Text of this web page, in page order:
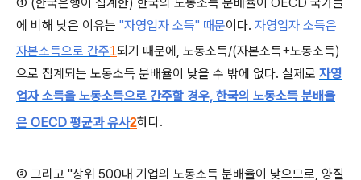
에 비해 낮은 이유는 "자영업자 소득" 때문이다. 자영업자 소득은
자본소득으로 간주1되 기 때문에, 노동소득/(자본소득+노동소득)
으로 집계되는 노동소득 분배율이 낮을 수 밖에 없다. 실제로 자영
업자 소득을 노동소득으로 간주할 경우, 한국의 노동소득 분배율
은 OECD 평균과 유사2하다.
② 그리고 "상위 500대 기업의 노동소득 분배율이 낮으므로, 양질